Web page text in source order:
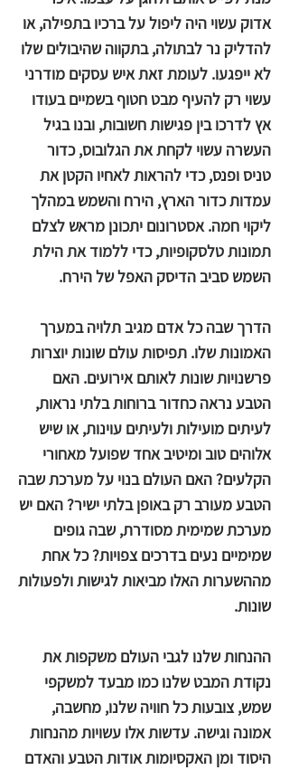
אדוק עשוי היה ליפול על ברכיו בתפילה, או
להדליק נר לבתולה, בתקווה שהיבולים שלו
לא ייפגעו. לעומת זאת איש עסקים מודרני
עשוי רק להעיף מבט חטוף בשמיים בעודו
אץ לדרכו בין פגישות חשובות, ובנו בגיל
העשרה עשוי לקחת את הגלובוס, כדור
טניס ופנס, כדי להראות לאחיו הקטן את
עמדות כדור הארץ, הירח והשמש במהלך
ליקוי חמה. אסטרונום יתכונן מראש לצלם
תמונות טלסקופיות, כדי ללמוד את הילת
השמש סביב הדיסק האפל של הירח.
הדרך שבה כל אדם מגיב תלויה במערך
האמונות שלו. תפיסות עולם שונות יוצרות
פרשנויות שונות לאותם אירועים. האם
הטבע נראה כחדור ברוחות בלתי נראות,
לעיתים מועילות ולעיתים עוינות, או שיש
אלוהים טוב ומיטיב אחד שפועל מאחורי
הקלעים? האם העולם בנוי על מערכת שבה
הטבע מעורב רק באופן בלתי ישיר? האם יש
מערכת שמימית מסודרת, שבה גופים
שמימיים נעים בדרכים צפויות? כל אחת
מההשערות האלו מביאות לגישות ולפעולות
שונות.
ההנחות שלנו לגבי העולם משקפות את
נקודת המבט שלנו כמו מבעד למשקפי
שמש, צובעות כל חוויה שלנו, מחשבה,
אמונה וגישה. עדשות אלו עשויות מהנחות
היסוד ומן האקסיומות אודות הטבע והאדם